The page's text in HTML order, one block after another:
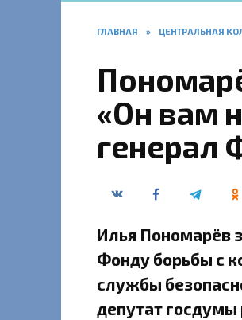
ГЛАВНАЯ » ЦЕНТРАЛЬНАЯ
«Он вам
генерал
Илья Пономарёв
Фонду борьбы с
службы
депутат госдумы